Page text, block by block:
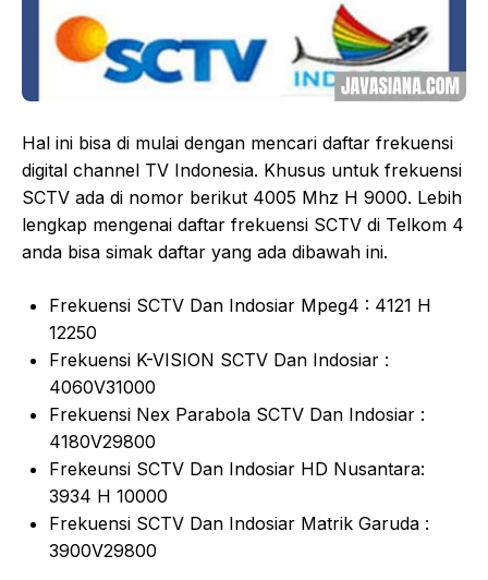
Hal ini bisa di mulai dengan mencari daftar frekuensi
digital channel TV Indonesia. Khusus untuk frekuensi
SCTV ada di nomor berikut 4005 Mhz H 9000. Lebih
lengkap mengenai daftar frekuensi SCTV di Telkom 4
anda bisa simak daftar yang ada dibawah ini.
Frekuensi SCTV Dan Indosiar Mpeg4 : 4121 H
12250
Frekuensi K-VISION SCTV Dan Indosiar :
4060V31000
Frekuensi Nex Parabola SCTV Dan Indosiar :
4180V29800
Frekeunsi SCTV Dan Indosiar HD Nusantara:
3934 H 10000
Frekuensi SCTV Dan Indosiar Matrik Garuda :
3900V29800